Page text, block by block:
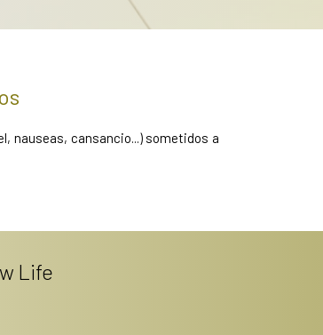
nauseas, cansancio...) sometidos a
Life